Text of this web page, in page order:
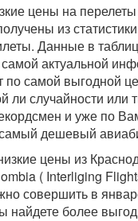
цены на
из
Данные в
актуальной
по самой выгодной
ли случайности или
и уже по
дешевый
цены из
( Interliging
совершить в
найдете более